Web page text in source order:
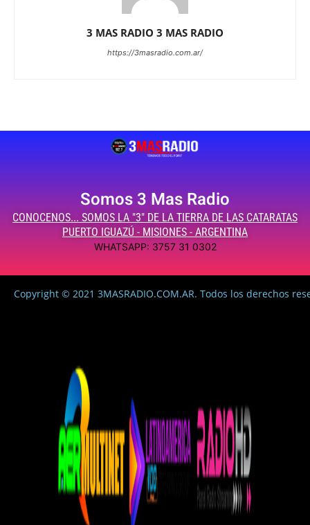
3 MAS RADIO 3 MAS RADIO
https://3masradio.com.ar/
Somos 3 Mas Radio
CONOCENOS... SOMOS LA "3" DE LA TIERRA DE LAS CATARATAS
PUERTO IGUAZÚ - MISIONES - ARGENTINA
WHATSAPP: 3757 31 0302
Copyright © 2021 3MASRADIO.COM.AR. Todos los derechos